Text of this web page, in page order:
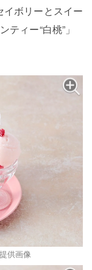
イボリーとスイー
ィー“白桃”」
供画像